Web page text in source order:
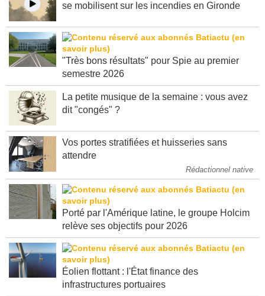
"Très bons résultats" pour Spie au premier
La petite musique de la semaine : vous avez
Vos portes stratifiées et huisseries sans
Rédactionnel native
Porté par l'Amérique latine, le groupe Holcim
Éolien flottant : l'État finance des